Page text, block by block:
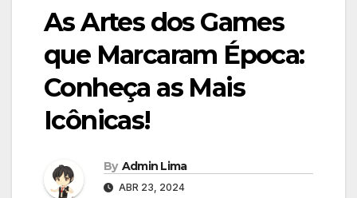
As Artes dos Games
que Marcaram Época:
Conheça as Mais
Icônicas!
By Admin Lima
ABR 23, 2024